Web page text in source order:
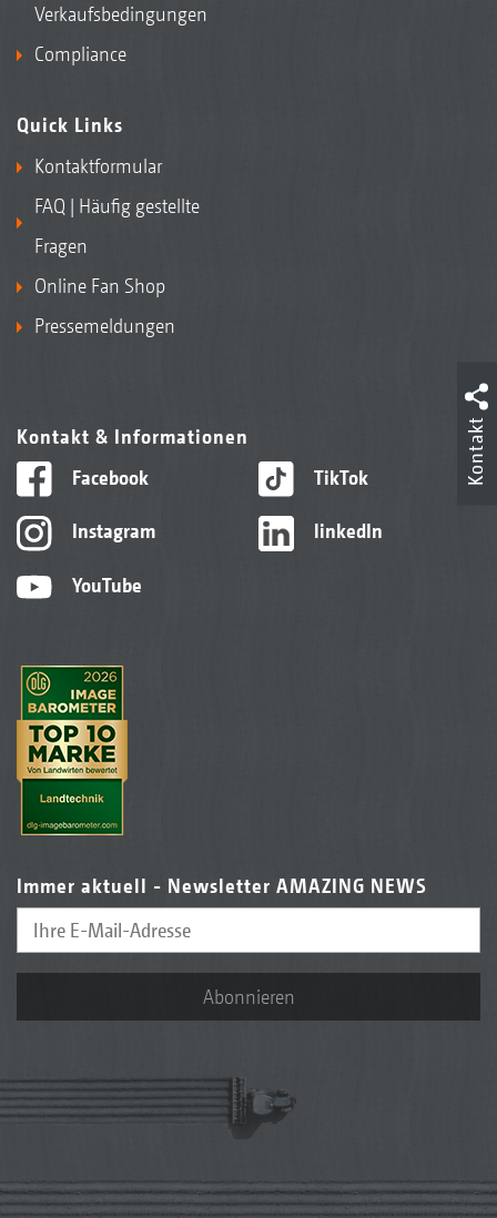
Verkaufsbedingungen
Compliance
Quick Links
Kontaktformular
FAQ | Häufig gestellte
Fragen
Online Fan Shop
Pressemeldungen
Kontakt & Informationen
Facebook
Instagram
YouTube
TikTok
linkedIn
Immer aktuell - Newsletter AMAZING NEWS
Abonnieren
Kontakt